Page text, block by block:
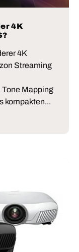
4K
4K
Streaming
Mapping
kompakten...